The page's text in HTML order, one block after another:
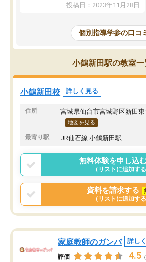
投稿日：2023年11月28日
個別指導学参の口コ
小鶴新田駅の教室
小鶴新田校 詳しく見る
住所 宮城県仙台市宮城野区新田東
地図を見る
最寄り駅 JR仙石線 小鶴新田駅
無料体験を申し込
（リストに追加する
資料を請求する
（リストに追加する
家庭教師のガンバ 詳し
評価 4.5